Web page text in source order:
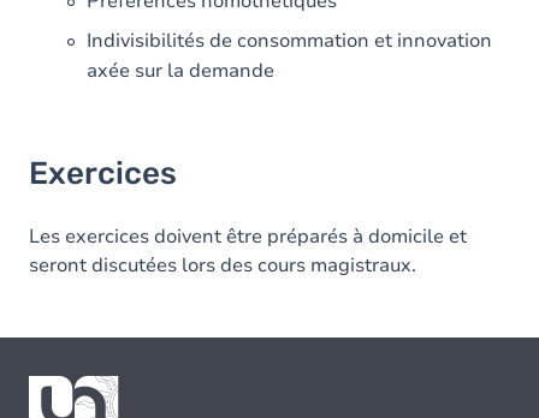
Indivisibilités de consommation et innovation
axée sur la demande
Exercices
Les exercices doivent être préparés à domicile et
seront discutées lors des cours magistraux.